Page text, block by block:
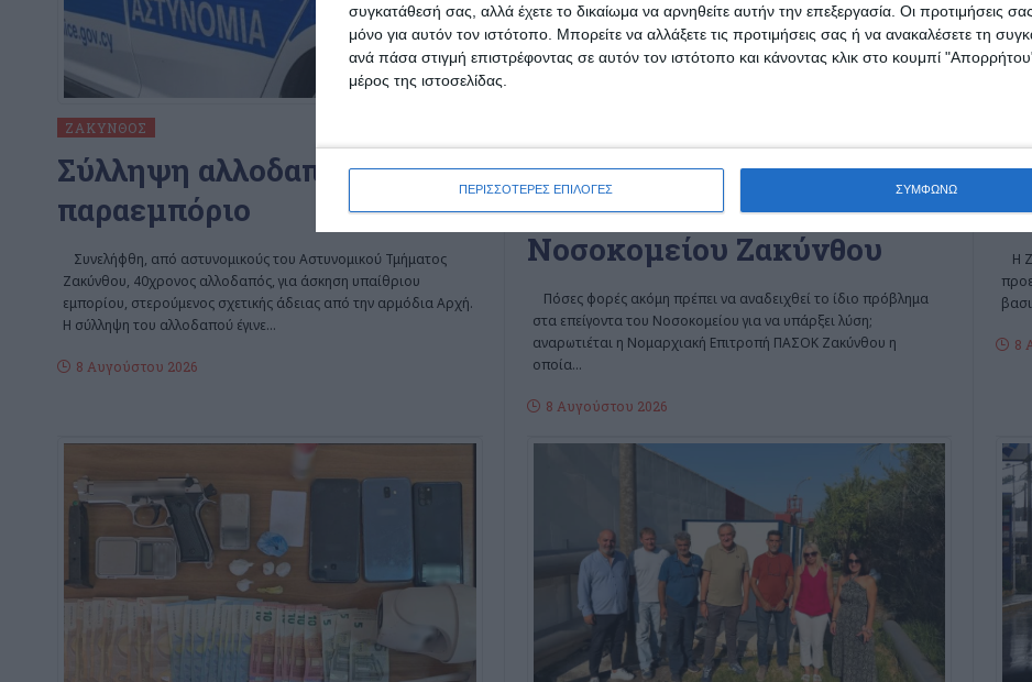
συγκατάθεσή σας, αλλά έχετε το δικαίωμα να αρνηθείτε αυτήν την επεξεργασία. Οι προτιμήσεις
μόνο για αυτόν τον ιστότοπο. Μπορείτε να αλλάξετε τις προτιμήσεις σας ή να ανακαλέσετε τη
ανά πάσα στιγμή επιστρέφοντας σε αυτόν τον ιστότοπο και κάνοντας κλικ στο κουμπί
μέρος της ιστοσελίδας.
ΠΕΡΙΣΣΟΤΕΡΕΣ ΕΠΙΛΟΓΕΣ ΣΥΜΦΩΝΩ
ΖΆΚΥΝΘΟΣ
Σύλληψη αλλοδαπού για
παραεμπόριο
Συνελήφθη, από αστυνομικούς του Αστυνομικού Τμήματος
Ζακύνθου, 40χρονος αλλοδαπός, για άσκηση υπαίθριου
εμπορίου, στερούμενος σχετικής άδειας από την αρμόδια Αρχή.
Η σύλληψη του αλλοδαπού έγινε…
8 Αυγούστου 2026
Ν.Ε. ΠΑΣΟΚ: Ασφυκτική
πίεση στα επείγοντα του
Νοσοκομείου Ζακύνθου
Πόσες φορές ακόμη πρέπει να αναδειχθεί το ίδιο πρόβλημα
στα επείγοντα του Νοσοκομείου για να υπάρξει λύση;
αναρωτιέται η Νομαρχιακή Επιτροπή ΠΑΣΟΚ Ζακύνθου η
οποία…
8 Αυγούστου 2026
0-
ο
Η
8